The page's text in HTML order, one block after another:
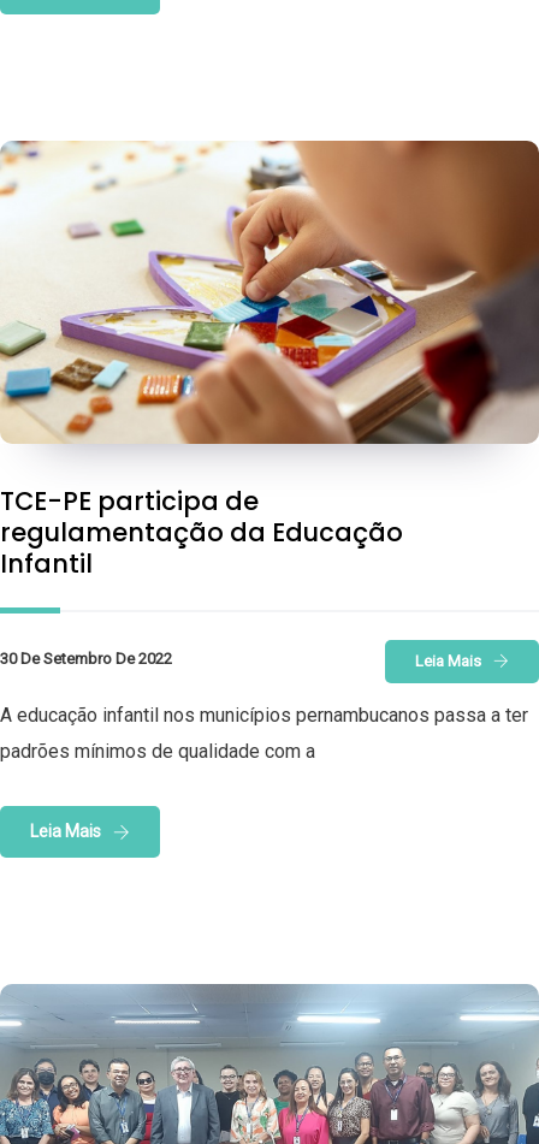
TCE-PE participa de
regulamentação da Educação
Infantil
30 De Setembro De 2022 Leia Mais
A educação infantil nos municípios pernambucanos passa a ter
padrões mínimos de qualidade com a
Leia Mais